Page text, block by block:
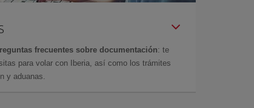
frecuentes sobre documentación: te
para volar con Iberia, así como los trámites
y aduanas.